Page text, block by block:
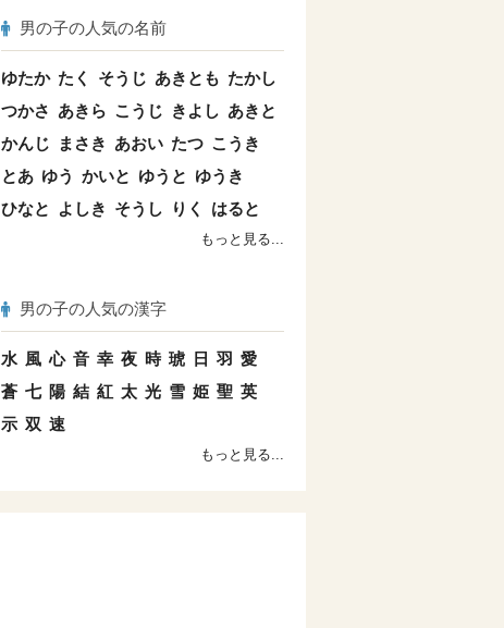
男の子の人気の名前
ゆたか たく そうじ あきとも たかし
つかさ あきら こうじ きよし あきと
かんじ
まさき あおい たつ こうき
とあ ゆう かいと ゆうと ゆうき
ひなと
よしき そうし りく はると
もっと見る...
男の子の人気の漢字
水 風 心 音 幸 夜 時 琥 日 羽 愛
蒼 七 陽 結 紅 太 光 雪 姫 聖 英
示 双 速
もっと見る...